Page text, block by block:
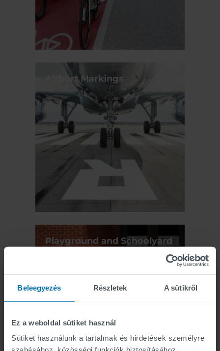
Beleegyezés Részletek A sütikről
Ez a weboldal sütiket használ
Sütiket használunk a tartalmak és hirdetések személyre
Airport Markings
Playground and Schoolyard